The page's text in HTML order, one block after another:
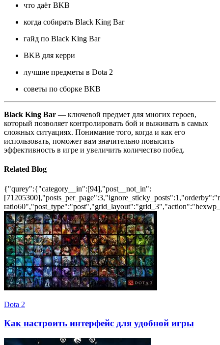
что даёт BKB
когда собирать Black King Bar
гайд по Black King Bar
BKB для керри
лучшие предметы в Dota 2
советы по сборке BKB
Black King Bar — ключевой предмет для многих героев,
который позволяет контролировать бой и выживать в самых
сложных ситуациях. Понимание того, когда и как его
использовать, поможет вам значительно повысить
эффективность в игре и увеличить количество побед.
Related Blog
{"qurey":{"category__in":[94],"post__not_in":
Dota 2
Как настроить интерфейс для удобной игры